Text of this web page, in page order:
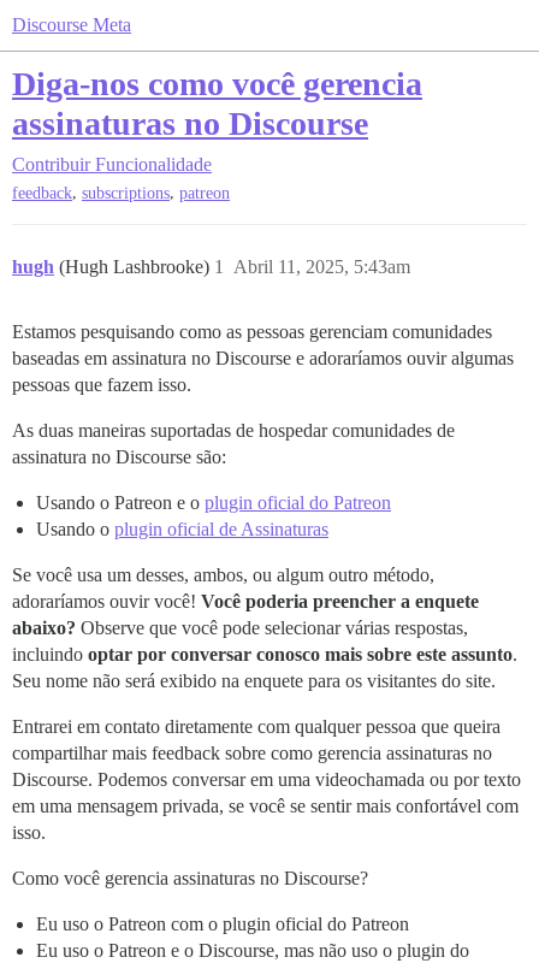
Discourse Meta
Diga-nos como você gerencia
assinaturas no Discourse
Contribuir Funcionalidade
feedback, subscriptions, patreon
hugh (Hugh Lashbrooke) Abril 11, 2025, 5:43am
1
Estamos pesquisando como as pessoas gerenciam comunidades
baseadas em assinatura no Discourse e adoraríamos ouvir algumas
pessoas que fazem isso.
As duas maneiras suportadas de hospedar comunidades de
assinatura no Discourse são:
Usando o Patreon e o plugin oficial do Patreon
Usando o plugin oficial de Assinaturas
Se você usa um desses, ambos, ou algum outro método,
adoraríamos ouvir você! Você poderia preencher a enquete
abaixo? Observe que você pode selecionar várias respostas,
incluindo optar por conversar conosco mais sobre este assunto.
Seu nome não será exibido na enquete para os visitantes do site.
Entrarei em contato diretamente com qualquer pessoa que queira
compartilhar mais feedback sobre como gerencia assinaturas no
Discourse. Podemos conversar em uma videochamada ou por texto
em uma mensagem privada, se você se sentir mais confortável com
isso.
Como você gerencia assinaturas no Discourse?
Eu uso o Patreon com o plugin oficial do Patreon
Eu uso o Patreon e o Discourse, mas não uso o plugin do